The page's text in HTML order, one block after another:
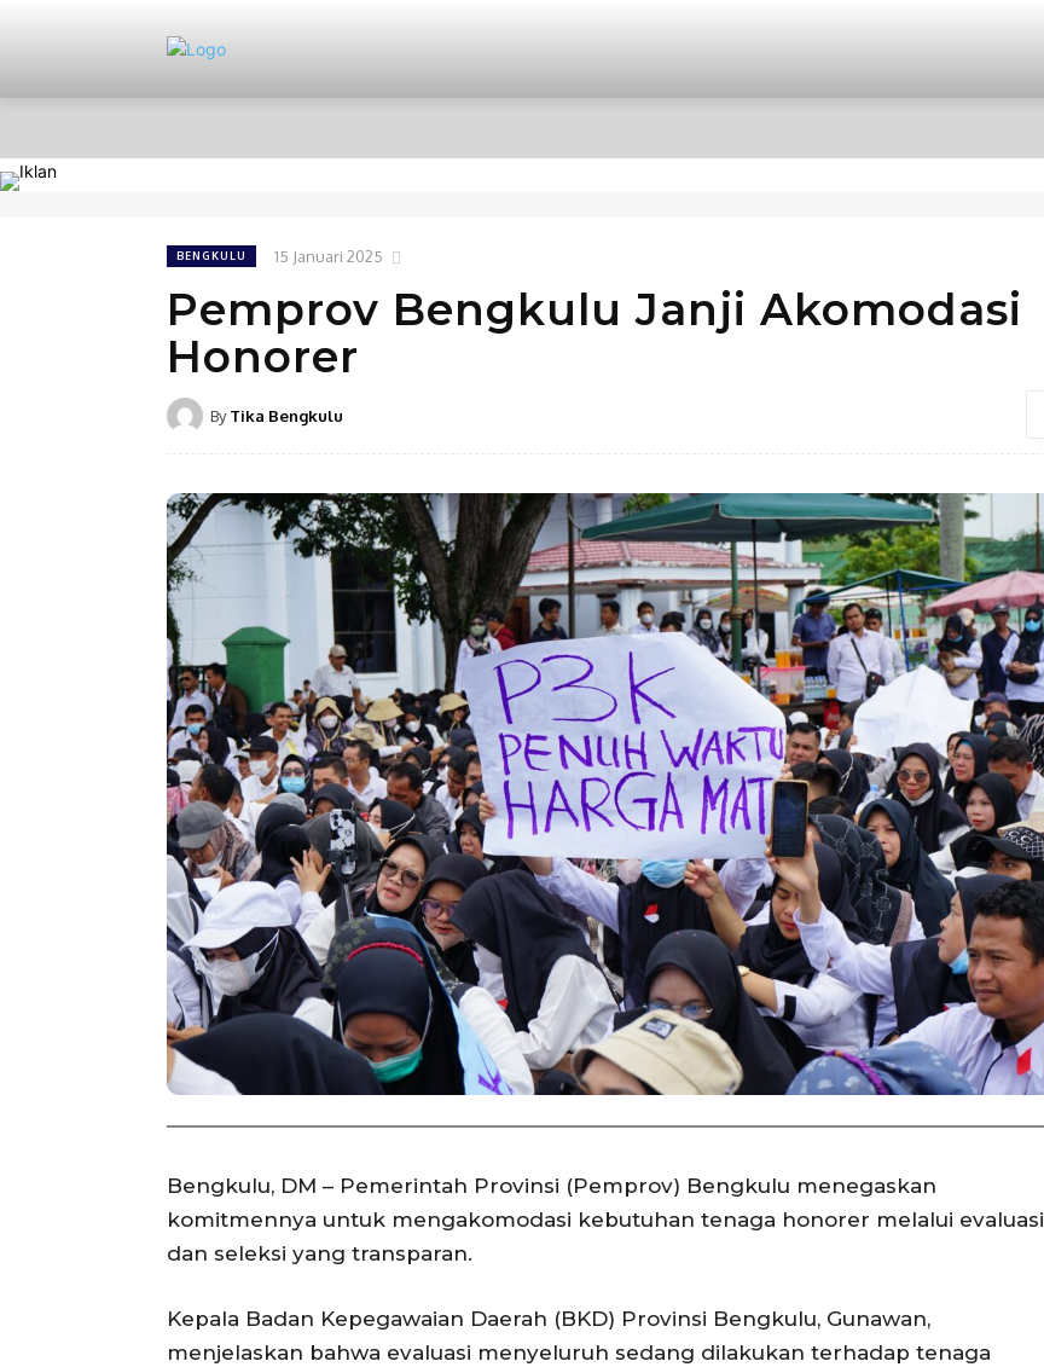
BENGKULU 15 Januari 2025
Pemprov Bengkulu Janji Akomodasi
Honorer
By Tika Bengkulu
Bengkulu, DM – Pemerintah Provinsi (Pemprov) Bengkulu menegaskan
komitmennya untuk mengakomodasi kebutuhan tenaga honorer melalui evaluasi
dan seleksi yang transparan.
Kepala Badan Kepegawaian Daerah (BKD) Provinsi Bengkulu, Gunawan,
menjelaskan bahwa evaluasi menyeluruh sedang dilakukan terhadap tenaga